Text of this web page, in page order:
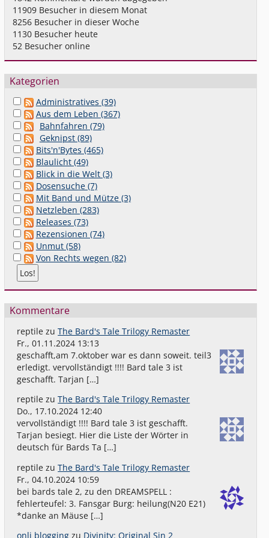
11909 Besucher in diesem Monat
8256 Besucher in dieser Woche
1130 Besucher heute
52 Besucher online
Kategorien
Administratives (39)
Aus dem Leben (367)
Bahnfahren (79)
Geknipst (89)
Bits'n'Bytes (465)
Blaulicht (49)
Blick in die Welt (3)
Dosensuche (7)
Mit Band und Mütze (3)
Netzleben (283)
Releases (73)
Rezensionen (74)
Unmut (58)
Von Rechts wegen (82)
Kommentare
reptile zuThe Bard's Tale Trilogy Remaster
Fr., 01.11.2024 13:13
geschafft,am 7.oktober war es dann soweit. teil3
erledigt. vervollständigt !!!! Bard tale 3 ist
geschafft. Tarjan […]
reptile zuThe Bard's Tale Trilogy Remaster
Do., 17.10.2024 12:40
vervollständigt !!!! Bard tale 3 ist geschafft.
Tarjan besiegt. Hier die Liste der Wörter in
deutsch für Bards Ta […]
reptile zuThe Bard's Tale Trilogy Remaster
Fr., 04.10.2024 10:59
bei bards tale 2, zu den DREAMSPELL :
fehlerteufel: 3. Fansgar Burg: heilung(N20 E21)
*danke an Mäuse […]
onli blogging zu Divinity: Original Sin 2